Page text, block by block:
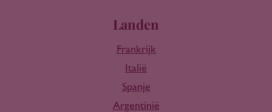
Landen
Frankrijk
Italië
Spanje
Argentinië